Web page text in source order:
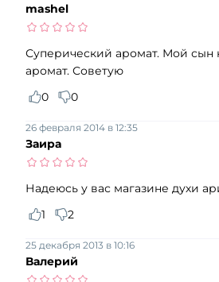
mashel
Суперический аромат. Мой сын
аромат. Советую
0
0
Заира
26 февраля 2014 в 12:35
Надеюсь у вас магазине духи
1
2
Валерий
25 декабря 2013 в 10:16